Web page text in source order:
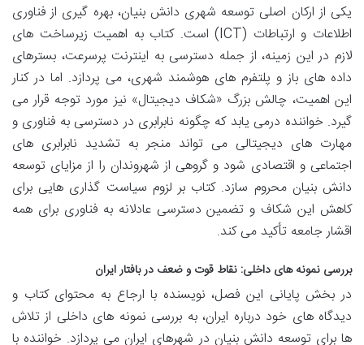
یکی از ارکان اصلی توسعه شهری دانش بنیان، بهره گیری از فناوری
اطلاعات و ارتباطات (ICT) است. کتاب به اهمیت زیرساخت های
لازم در این زمینه، از جمله دسترسی به اینترنت پرسرعت، بسترهای
داده های باز و پلتفرم های هوشمند شهری، می پردازد. اما در کنار
این اهمیت، چالش بزرگ «شکاف دیجیتال» نیز مورد توجه قرار می
گیرد. خواننده درمی یابد که چگونه نابرابری در دسترسی به فناوری و
مهارت های دیجیتالی می تواند منجر به تشدید نابرابری های
اجتماعی و اقتصادی شود و گروهی از شهروندان را از مزایای توسعه
دانش بنیان محروم سازد. کتاب بر لزوم سیاست گذاری هایی برای
کاهش این شکاف و تضمین دسترسی عادلانه به فناوری برای همه
اقشار جامعه تأکید می کند.
بررسی نمونه های داخلی: نقاط قوت و ضعف در بافتار ایران
در بخش پایانی این فصل، نویسنده با ارجاع به محتوای کتاب و
دیدگاه های خود درباره ایران، به بررسی نمونه های داخلی از تلاش
ها برای توسعه دانش بنیان در شهرهای ایران می پردازد. خواننده با